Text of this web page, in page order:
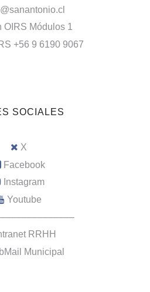
OIRS Módulos 1
+56 9 6190 9067
SOCIALES
X
Facebook
Instagram
Youtube
RRHH
Municipal